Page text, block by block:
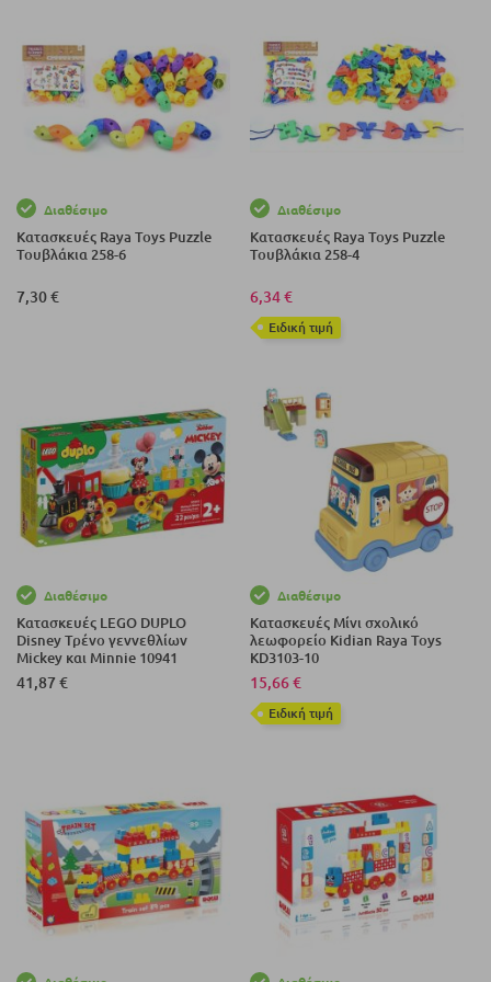
Διαθέσιμο
Κατασκευές Raya Toys Puzzle
Τουβλάκια 258-6
7,30 €
Διαθέσιμο
Κατασκευές Raya Toys Puzzle
Τουβλάκια 258-4
6,34 €
Eιδική τιμή
Διαθέσιμο
Κατασκευές LEGO DUPLO
Disney Τρένο γεννεθλίων
Mickey και Minnie 10941
41,87 €
Διαθέσιμο
Κατασκευές Μίνι σχολικό
λεωφορείο Kidian Raya Toys
KD3103-10
15,66 €
Eιδική τιμή